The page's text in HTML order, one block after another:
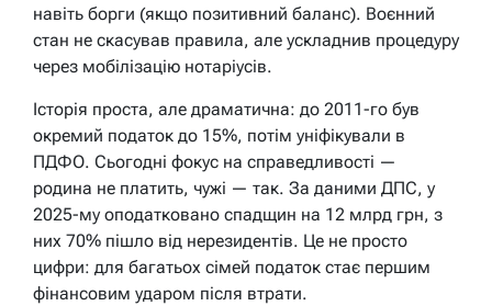
навіть борги (якщо позитивний баланс). Воєнний
стан не скасував правила, але ускладнив процедуру
через мобілізацію нотаріусів.
Історія проста, але драматична: до 2011-го був
окремий податок до 15%, потім уніфікували в
ПДФО. Сьогодні фокус на справедливості —
родина не платить, чужі — так. За даними ДПС, у
2025-му оподатковано спадщин на 12 млрд грн, з
них 70% пішло від нерезидентів. Це не просто
цифри: для багатьох сімей податок стає першим
фінансовим ударом після втрати.